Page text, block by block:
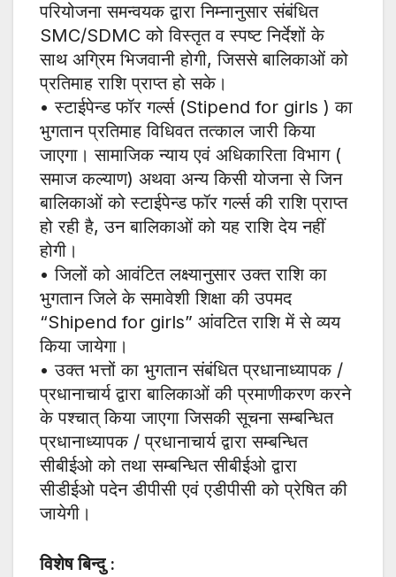
परियोजना समन्वयक द्वारा निम्नानुसार संबंधित
SMC/SDMC को विस्तृत व स्पष्ट निर्देशों के
साथ अग्रिम भिजवानी होगी, जिससे बालिकाओं को
प्रतिमाह राशि प्राप्त हो सके।
• स्टाईपेन्ड फॉर गर्ल्स (Stipend for girls ) का
भुगतान प्रतिमाह विधिवत तत्काल जारी किया
जाएगा। सामाजिक न्याय एवं अधिकारिता विभाग (
समाज कल्याण) अथवा अन्य किसी योजना से जिन
बालिकाओं को स्टाईपेन्ड फॉर गर्ल्स की राशि प्राप्त
हो रही है, उन बालिकाओं को यह राशि देय नहीं
होगी।
• जिलों को आवंटित लक्ष्यानुसार उक्त राशि का
भुगतान जिले के समावेशी शिक्षा की उपमद
“Shipend for girls” आंवटित राशि में से व्यय
किया जायेगा।
• उक्त भत्तों का भुगतान संबंधित प्रधानाध्यापक /
प्रधानाचार्य द्वारा बालिकाओं की प्रमाणीकरण करने
के पश्चात् किया जाएगा जिसकी सूचना सम्बन्धित
प्रधानाध्यापक / प्रधानाचार्य द्वारा सम्बन्धित
सीबीईओ को तथा सम्बन्धित सीबीईओ द्वारा
सीडीईओ पदेन डीपीसी एवं एडीपीसी को प्रेषित की
जायेगी।
विशेष बिन्दु :